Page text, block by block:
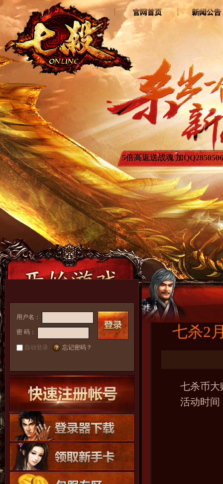
5倍高返送战魂 加
用户名：
密 码：
自动登录 忘记密码？
七杀2
七杀币大
活动时间